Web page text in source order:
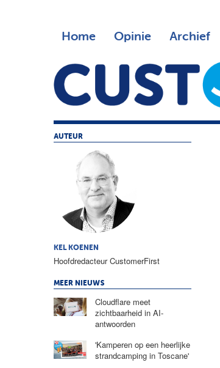
Home Opinie Archief
AUTEUR
KEL KOENEN
Hoofdredacteur CustomerFirst
MEER NIEUWS
Cloudflare meet
zichtbaarheid in AI-
antwoorden
'Kamperen op een heerlijke
strandcamping in Toscane'